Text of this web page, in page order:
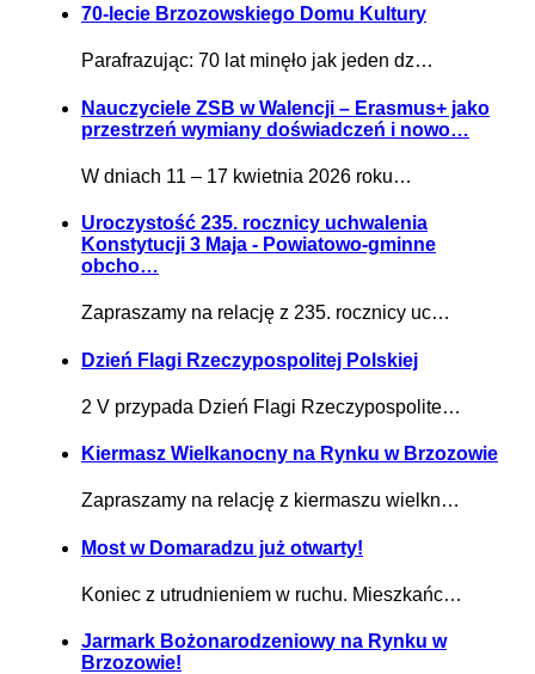
70-lecie Brzozowskiego Domu Kultury
Parafrazując: 70 lat minęło jak jeden dz…
Nauczyciele ZSB w Walencji – Erasmus+ jako
przestrzeń wymiany doświadczeń i nowo…
W dniach 11 – 17 kwietnia 2026 roku…
Uroczystość 235. rocznicy uchwalenia
Konstytucji 3 Maja - Powiatowo-gminne
obcho…
Zapraszamy na relację z 235. rocznicy uc…
Dzień Flagi Rzeczypospolitej Polskiej
2 V przypada Dzień Flagi Rzeczypospolite…
Kiermasz Wielkanocny na Rynku w Brzozowie
Zapraszamy na relację z kiermaszu wielkn…
Most w Domaradzu już otwarty!
Koniec z utrudnieniem w ruchu. Mieszkańc…
Jarmark Bożonarodzeniowy na Rynku w
Brzozowie!